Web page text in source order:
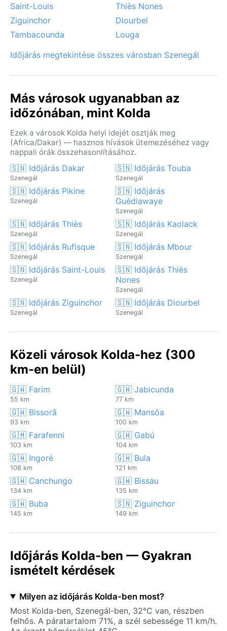
Saint-Louis
Thiès Nones
Ziguinchor
Diourbel
Tambacounda
Louga
Időjárás megtekintése összes városban Szenegál
Más városok ugyanabban az
időzónában, mint Kolda
Ezek a városok Kolda helyi idejét osztják meg
(Africa/Dakar) — hasznos hívások ütemezéséhez vagy
nappali órák összehasonlításához.
🇸🇳 Időjárás Dakar
Szenegál
🇸🇳 Időjárás Touba
Szenegál
🇸🇳 Időjárás Pikine
Szenegál
🇸🇳 Időjárás
Guédiawaye
Szenegál
🇸🇳 Időjárás Thiès
Szenegál
🇸🇳 Időjárás Kaolack
Szenegál
🇸🇳 Időjárás Rufisque
Szenegál
🇸🇳 Időjárás Mbour
Szenegál
🇸🇳 Időjárás Saint-Louis
Szenegál
🇸🇳 Időjárás Thiès
Nones
Szenegál
🇸🇳 Időjárás Ziguinchor
Szenegál
🇸🇳 Időjárás Diourbel
Szenegál
Közeli városok Kolda-hez (300
km-en belül)
🇬🇼 Farim
55 km
🇬🇼 Jabicunda
77 km
🇬🇼 Bissorã
93 km
🇬🇼 Mansôa
100 km
🇬🇲 Farafenni
103 km
🇬🇼 Gabú
104 km
🇬🇼 Ingoré
108 km
🇬🇼 Bula
121 km
🇬🇼 Canchungo
134 km
🇬🇼 Bissau
135 km
🇬🇼 Buba
145 km
🇸🇳 Ziguinchor
149 km
Időjárás Kolda-ben — Gyakran
ismételt kérdések
Milyen az időjárás Kolda-ben most?
Most Kolda-ben, Szenegál-ben, 32°C van, részben
felhős. A páratartalom 71%, a szél sebessége 11 km/h.